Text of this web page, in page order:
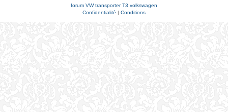
forum VW transporter T3 volkswagen
Confidentialité | Conditions